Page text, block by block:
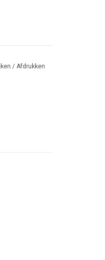
/ Afdrukken